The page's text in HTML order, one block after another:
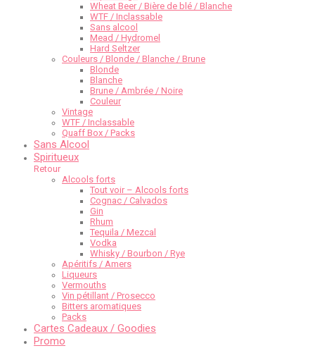
Wheat Beer / Bière de blé / Blanche
WTF / Inclassable
Sans alcool
Mead / Hydromel
Hard Seltzer
Couleurs / Blonde / Blanche / Brune
Blonde
Blanche
Brune / Ambrée / Noire
Couleur
Vintage
WTF / Inclassable
Quaff Box / Packs
Sans Alcool
Spiritueux
Retour
Alcools forts
Tout voir – Alcools forts
Cognac / Calvados
Gin
Rhum
Tequila / Mezcal
Vodka
Whisky / Bourbon / Rye
Apéritifs / Amers
Liqueurs
Vermouths
Vin pétillant / Prosecco
Bitters aromatiques
Packs
Cartes Cadeaux / Goodies
Promo